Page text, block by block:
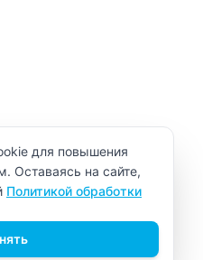
cookie
для повышения
Оставаясь на сайте,
Политикой обработки